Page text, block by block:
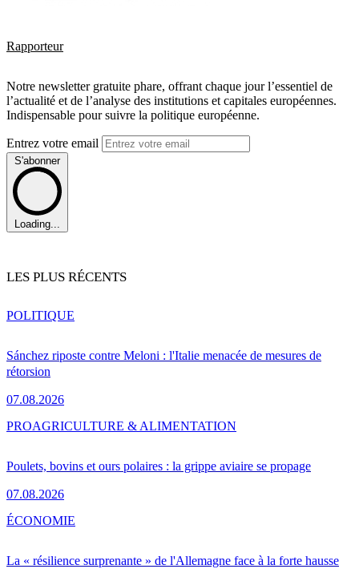
Rapporteur
Notre newsletter gratuite phare, offrant chaque jour l’essentiel de
l’actualité et de l’analyse des institutions et capitales européennes.
Indispensable pour suivre la politique européenne.
Entrez votre email
S'abonner
Loading...
LES PLUS RÉCENTS
Sánchez riposte contre Meloni : l'Italie menacée de mesures de
rétorsion
07.08.2026
POLITIQUE
Poulets, bovins et ours polaires : la grippe aviaire se propage
07.08.2026
PROAGRICULTURE & ALIMENTATION
La « résilience surprenante » de l'Allemagne face à la forte hausse
ÉCONOMIE